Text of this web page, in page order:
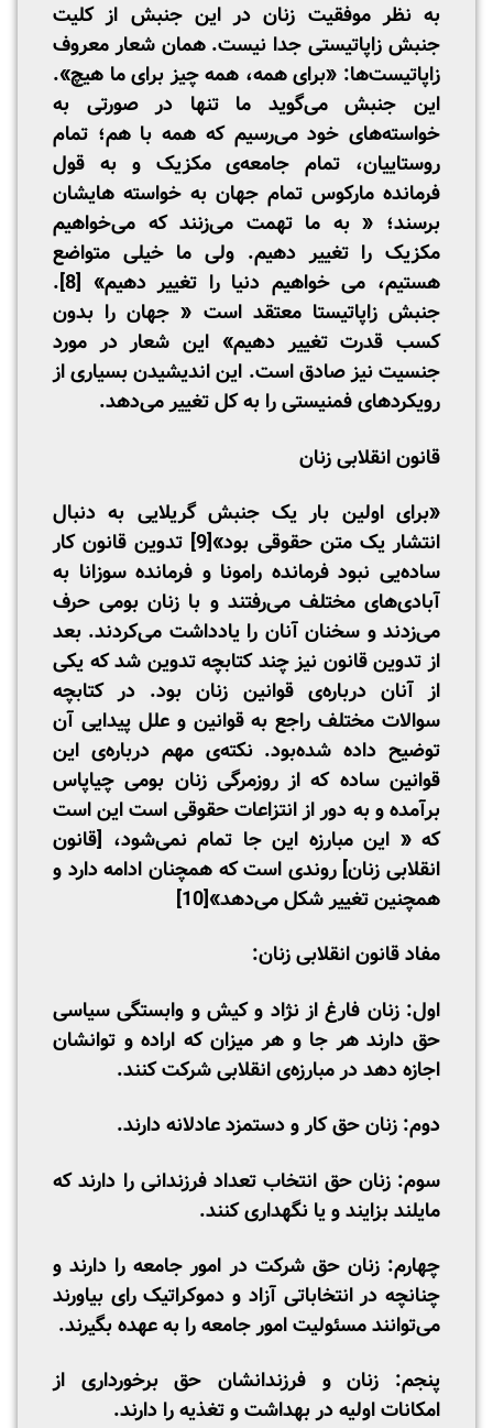
به نظر موفقیت زنان در این جنبش از کلیت
جنبش زاپاتیستی جدا نیست. همان شعار معروف
زاپاتیست‌ها: «برای همه، همه چیز برای ما هیچ».
این جنبش می‌گوید ما تنها در صورتی به
خواسته‌های خود می‌رسیم که همه با هم؛ تمام
روستاییان، تمام جامعه‌ی مکزیک و به قول
فرمانده مارکوس تمام جهان به خواسته هایشان
برسند؛ « به ما تهمت می‌زنند که می‌خواهیم
مکزیک را تغییر دهیم. ولی ما خیلی متواضع
هستیم، می خواهیم دنیا را تغییر دهیم» [8]
.
جنبش زاپاتیستا معتقد است « جهان را بدون
کسب قدرت تغییر دهیم» این شعار در مورد
جنسیت نیز صادق است. این اندیشیدن بسیاری از
رویکردهای فمنیستی را به کل تغییر می‌دهد.
قانون انقلابی زنان
«برای اولین بار یک جنبش گریلایی به دنبال
انتشار یک متن حقوقی بود»[9]
تدوین قانون کار
ساده‌یی نبود فرمانده رامونا و فرمانده سوزانا به
آبادی‌های مختلف می‌رفتند و با زنان بومی حرف
می‌زدند و سخنان آنان را یادداشت می‌کردند. بعد
از تدوین قانون نیز چند کتابچه تدوین شد که یکی
از آنان درباره‌ی قوانین زنان بود. در کتابچه
سوالات مختلف راجع به قوانین و علل پیدایی آن
توضیح داده شده‌بود. نکته‌ی مهم درباره‌ی این
قوانین ساده که از روزمرگی زنان بومی چیاپاس
برآمده‌ و به دور از انتزاعات حقوقی است این است
که « این مبارزه این جا تمام نمی‌شود، [قانون
انقلابی زنان] روندی است که همچنان ادامه دارد و
همچنین تغییر شکل می‌دهد»[10]
مفاد قانون انقلابی زنان:
اول: زنان فارغ از نژاد و کیش و وابستگی سیاسی
حق دارند هر جا و هر میزان که اراده و توانشان
اجازه دهد در مبارزه‌ی انقلابی شرکت کنند.
دوم: زنان حق کار و دستمزد عادلانه دارند.
سوم: زنان حق انتخاب تعداد فرزندانی را دارند که
مایلند بزایند و یا نگهداری کنند.
چهارم: زنان حق شرکت در امور جامعه را دارند و
چنانچه در انتخاباتی آزاد و دموکراتیک رای بیاورند
می‌توانند مسئولیت امور جامعه را به عهده بگیرند.
پنجم: زنان و فرزندانشان حق برخورداری از
امکانات اولیه در بهداشت و تغذیه را دارند.